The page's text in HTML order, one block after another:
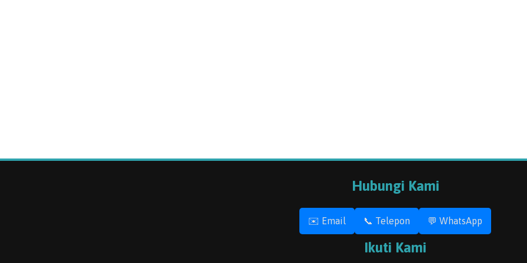
Hubungi Kami
✉️ Email 📞 Telepon 💬 WhatsApp
Ikuti Kami